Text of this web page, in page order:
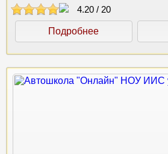
4.20 / 20
Подробнее